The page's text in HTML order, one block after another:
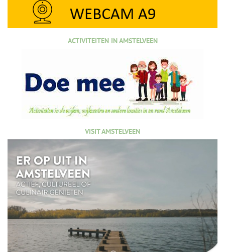
ACTIVITEITEN IN AMSTELVEEN
VISIT AMSTELVEEN